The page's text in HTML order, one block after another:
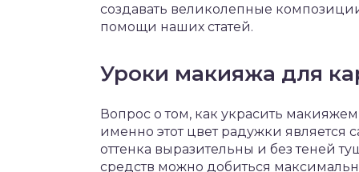
создавать великолепные
помощи наших статей.
Уроки макияжа для
Вопрос о том, как украсить макияжем
именно этот цвет радужки является
оттенка выразительны и без теней
средств можно добиться